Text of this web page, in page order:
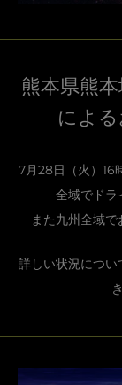
熊本県熊
によ
7月28日（火）16
全域でドラ
また九州全域で
詳しい状況につい